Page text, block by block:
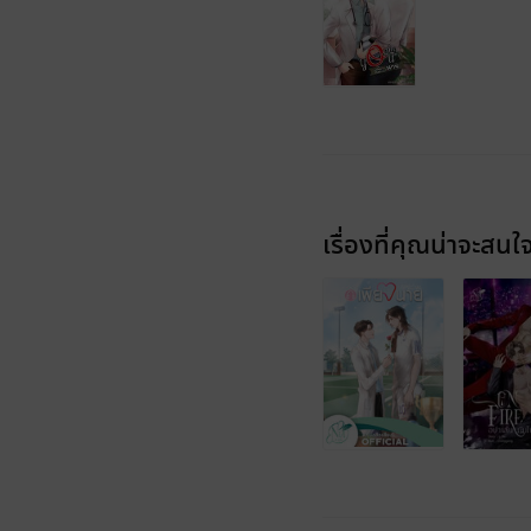
เรื่องที่คุณน่าจะสนใ